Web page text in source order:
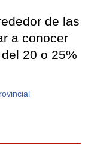
de las
a conocer
20 o 25%